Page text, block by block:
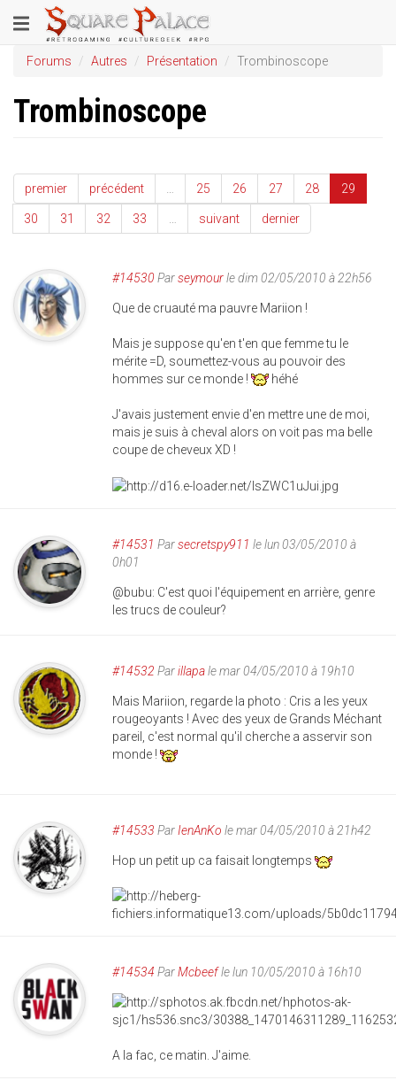
au
contenu
principal
Toggle
navigation
Forums Autres Présentation Trombinoscope
Trombinoscope
premier précédent 25 26 27 28 29
30 31 32 33 suivant dernier
#14530 Parseymourle dim 02/05/2010 à 22h56
Que de cruauté ma pauvre Mariion !
Mais je suppose qu'en t'en que femme tu le
mérite =D, soumettez-vous au pouvoir des
hommes sur ce monde !
héhé
J'avais justement envie d'en mettre une de moi,
mais je suis à cheval alors on voit pas ma belle
coupe de cheveux XD !
#14531 Parsecretspy911 le lun 03/05/2010 à
0h01
@bubu: C'est quoi l'équipement en arrière, genre
les trucs de couleur?
#14532 Parillapale mar 04/05/2010 à 19h10
Mais Mariion, regarde la photo : Cris a les yeux
rougeoyants ! Avec des yeux de Grands Méchant
pareil, c'est normal qu'il cherche a asservir son
monde !
#14533 ParIenAnKo le mar 04/05/2010 à 21h42
Hop un petit up ca faisait longtemps
#14534 ParMcbeefle lun 10/05/2010 à 16h10
A la fac, ce matin. J'aime.